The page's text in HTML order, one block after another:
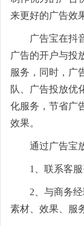
来更好的广告效
广告宝在抖
广告的开户与投
服务，同时，广
队、广告投放优
化服务，节省广
效果。
通过广告宝
1、联系客
2、与商务
素材、效果、服